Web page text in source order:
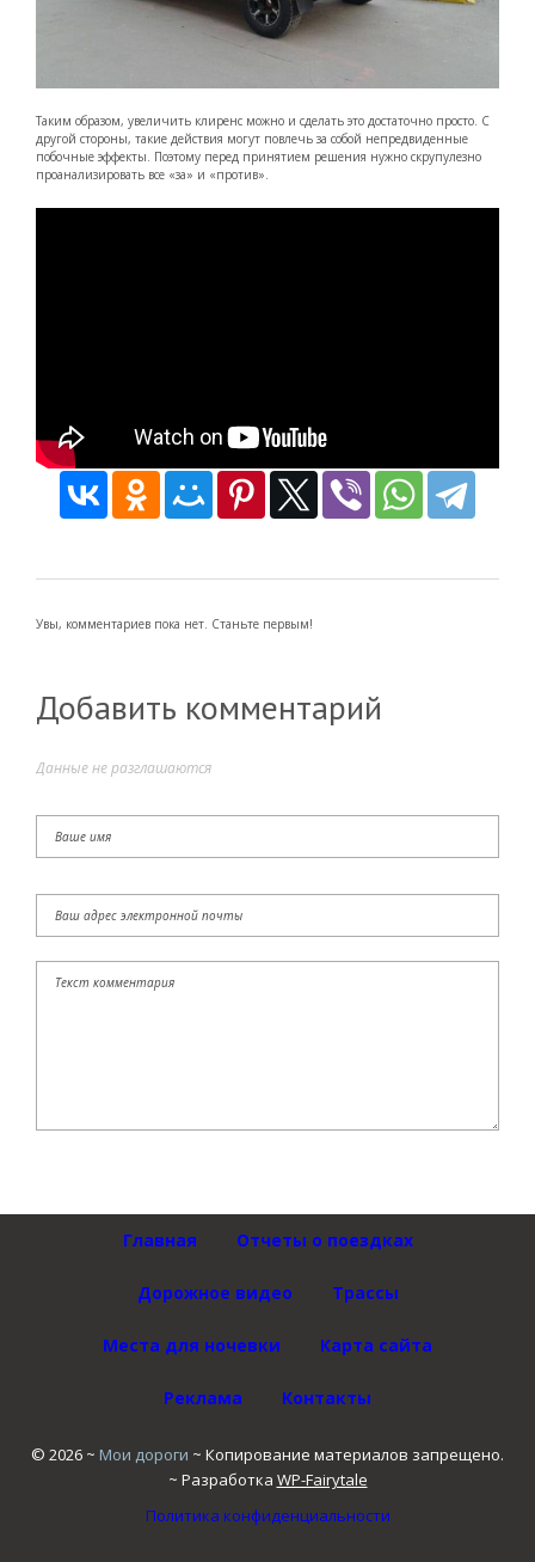
Таким образом, увеличить клиренс можно и сделать это достаточно просто. С
другой стороны, такие действия могут повлечь за собой непредвиденные
побочные эффекты. Поэтому перед принятием решения нужно скрупулезно
проанализировать все «за» и «против».
Увы, комментариев пока нет. Станьте первым!
Добавить комментарий
Данные не разглашаются
Главная Отчеты о поездках
Дорожное видео Трассы
Места для ночевки Карта сайта
Реклама Контакты
© 2026 ~ Мои дороги ~ Копирование материалов запрещено.
~ Разработка WP-Fairytale
Политика конфиденциальности